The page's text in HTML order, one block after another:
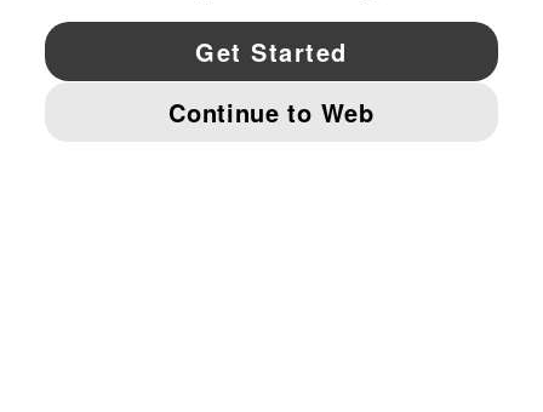
YouTube Twitter Pinterest
IMPRINT AND LEGAL DATA